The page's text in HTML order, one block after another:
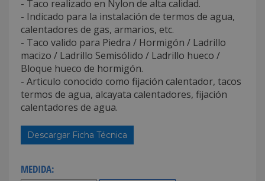
- Taco realizado en Nylon de alta calidad.
- Indicado para la instalación de termos de agua,
calentadores de gas, armarios, etc.
- Taco valido para Piedra / Hormigón / Ladrillo
macizo / Ladrillo Semisólido / Ladrillo hueco /
Bloque hueco de hormigón.
- Articulo conocido como fijación calentador, tacos
termos de agua, alcayata calentadores, fijación
calentadores de agua.
Descargar Ficha Técnica
MEDIDA: